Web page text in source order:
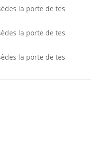
la porte de tes
la porte de tes
la porte de tes